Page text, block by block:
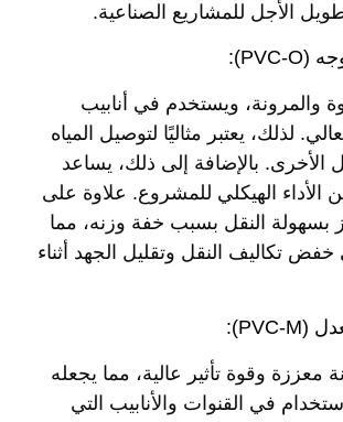
طويل الأجل للمشاريع الصناعية.
والمرونة، ويستخدم في أنابيب
لذلك، يعتبر مثاليًا لتوصيل المياه
الأخرى. بالإضافة إلى ذلك، يساعد
الهيكلي للمشروع. علاوة على
بسهولة النقل بسبب خفة وزنه، مما
تكاليف النقل وتقليل الجهد أثناء
معززة وقوة تأثير عالية، مما يجعله
في القنوات والأنابيب التي